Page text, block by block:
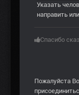
Указать
направить
Спасибо
Пожалуйста